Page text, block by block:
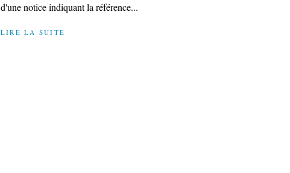
d'une notice indiquant la référence...
LIRE LA SUITE